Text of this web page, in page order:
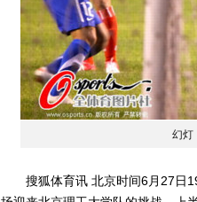
幻灯
搜狐体育讯 北京时间6月27日19